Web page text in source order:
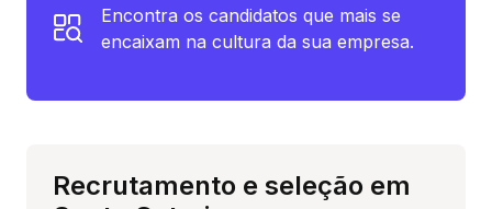
Encontra os candidatos que mais se
encaixam na cultura da sua empresa.
Recrutamento e seleção em